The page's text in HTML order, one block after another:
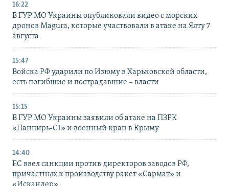
16:22
В ГУР МО Украины опубликовали видео с морских
дронов Magura, которые участвовали в атаке на Ялту 7
августа
15:47
Войска РФ ударили по Изюму в Харьковской области,
есть погибшие и пострадавшие – власти
15:15
В ГУР МО Украины заявили об атаке на ПЗРК
«Панцирь-С1» и военный кран в Крыму
14:40
ЕС ввел санкции против директоров заводов РФ,
причастных к производству ракет «Сармат» и